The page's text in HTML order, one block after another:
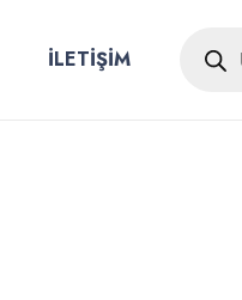
İLETİŞİM search